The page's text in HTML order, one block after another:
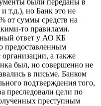
были переданы в
т.д.), но Банк это не
от суммы средств на
то правилами.
ответ у АО КБ
предоставленным
а также
был, но совершенно не
в письме. Банком
подтверждения того,
преследовали цели по
преступным